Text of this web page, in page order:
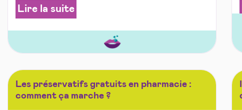
Lire la suite
Les préservatifs gratuits en pharmacie :
comment ça marche ?